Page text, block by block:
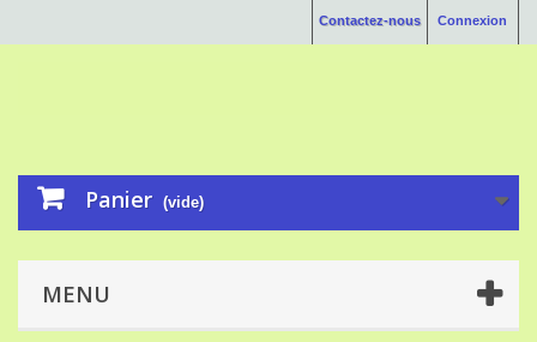
Connexion
Contactez-nous
Panier (vide)
MENU